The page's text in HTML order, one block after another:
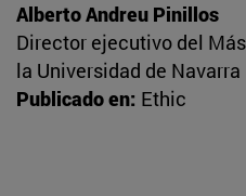
Alberto Andreu Pinillos
Director ejecutivo del
la Universidad de Navarra
Publicado en: Ethic